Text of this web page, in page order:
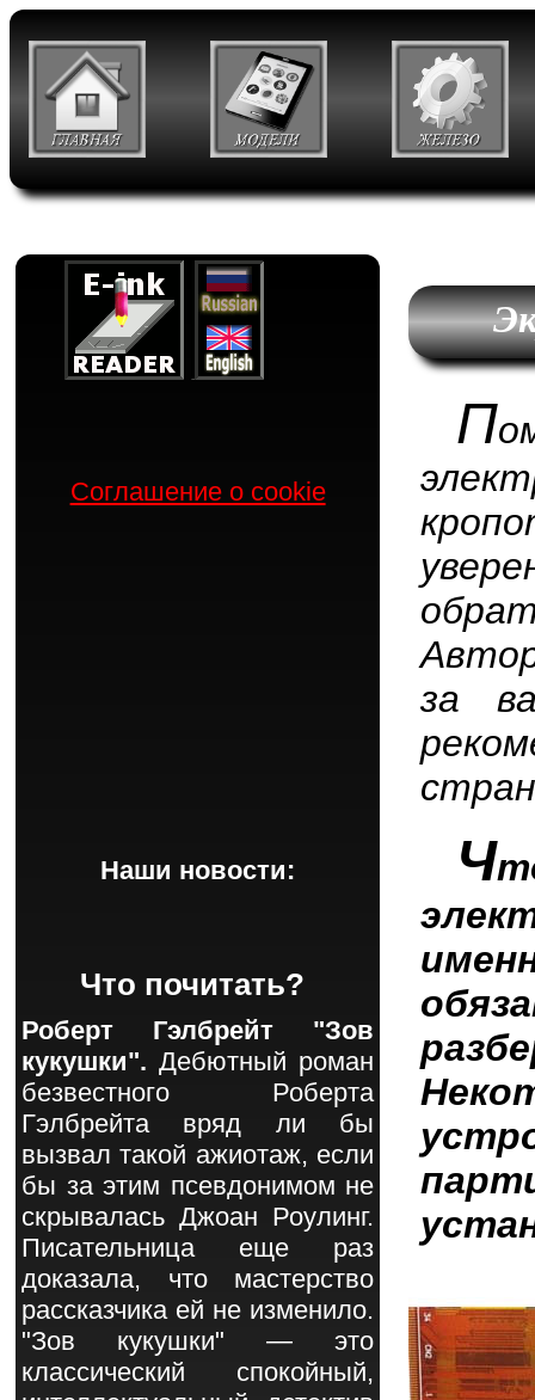
П
за
Ч
Соглашение о cookie
Наши новости:
Что почитать?
Роберт Гэлбрейт "Зов
кукушки". Дебютный роман
безвестного Роберта
Гэлбрейта вряд ли бы
вызвал такой ажиотаж, если
бы за этим псевдонимом не
скрывалась Джоан Роулинг.
Писательница еще раз
доказала, что мастерство
рассказчика ей не изменило.
"Зов кукушки" — это
классический спокойный,